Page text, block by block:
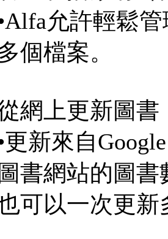
允許輕鬆
個檔案。
網上更新圖書
更新來自
圖書網站的圖
可以一次更新